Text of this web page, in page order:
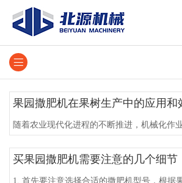
果园撒肥机在果树生产中的应用和
随着农业现代化进程的不断推进，机械化作
买果园撒肥机需要注意的几个细节
1. 首先要注意选择合适的撒肥机型号，根据